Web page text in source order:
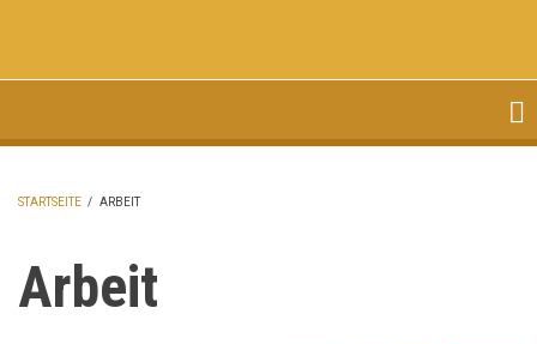
STARTSEITE / ARBEIT
Arbeit